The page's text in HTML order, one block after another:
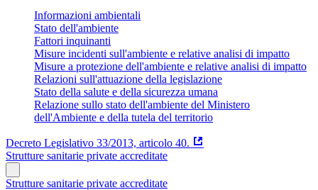
Informazioni ambientali
Stato dell'ambiente
Fattori inquinanti
Misure incidenti sull'ambiente e relative analisi di impatto
Misure a protezione dell'ambiente e relative analisi di impatto
Relazioni sull'attuazione della legislazione
Stato della salute e della sicurezza umana
Relazione sullo stato dell'ambiente del Ministero
dell'Ambiente e della tutela del territorio
Decreto Legislativo 33/2013, articolo 40.
Strutture sanitarie private accreditate
Strutture sanitarie private accreditate